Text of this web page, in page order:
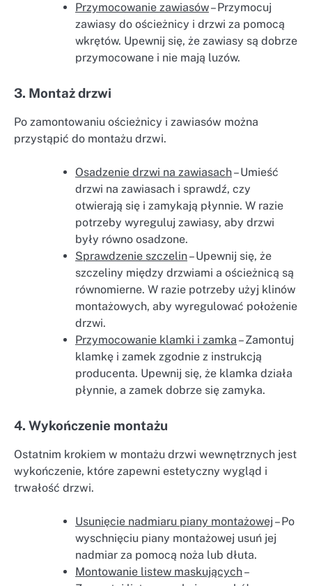
Przymocowanie zawiasów– Przymocuj
zawiasy do ościeżnicy i drzwi za pomocą
wkrętów. Upewnij się, że zawiasy są dobrze
przymocowane i nie mają luzów.
3. Montaż drzwi
Po zamontowaniu ościeżnicy i zawiasów można
przystąpić do montażu drzwi.
Osadzenie drzwi na zawiasach– Umieść
drzwi na zawiasach i sprawdź, czy
otwierają się i zamykają płynnie. W razie
potrzeby wyreguluj zawiasy, aby drzwi
były równo osadzone.
Sprawdzenie szczelin– Upewnij się, że
szczeliny między drzwiami a ościeżnicą są
równomierne. W razie potrzeby użyj klinów
montażowych, aby wyregulować położenie
drzwi.
Przymocowanie klamki i zamka – Zamontuj
klamkę i zamek zgodnie z instrukcją
producenta. Upewnij się, że klamka działa
płynnie, a zamek dobrze się zamyka.
4. Wykończenie montażu
Ostatnim krokiem w montażu drzwi wewnętrznych jest
wykończenie, które zapewni estetyczny wygląd i
trwałość drzwi.
Usunięcie nadmiaru piany montażowej – Po
wyschnięciu piany montażowej usuń jej
nadmiar za pomocą noża lub dłuta.
Montowanie listew maskujących–